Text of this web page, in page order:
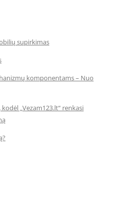
supirkimas
komponentams – Nuo
„Vezam123.lt“ renkasi